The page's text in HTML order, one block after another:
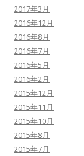
2017年3月
2016年12月
2016年8月
2016年7月
2016年5月
2016年2月
2015年12月
2015年11月
2015年10月
2015年8月
2015年7月